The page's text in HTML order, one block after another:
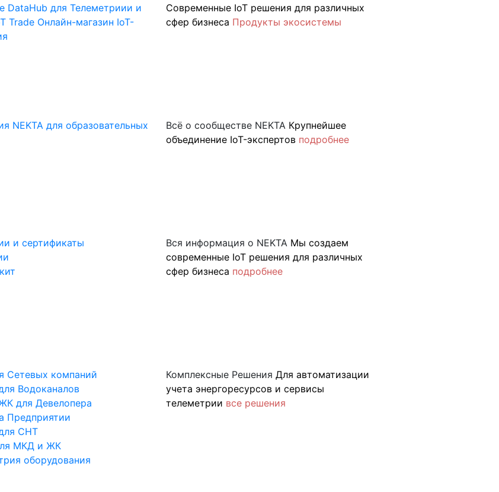
DataHub для Телеметриии и
Trade Онлайн-магазин IoT-
Современные IoT решения для различных
сфер бизнеса Продукты экосистемы
NEKTA для образовательных
Всё о сообществе NEKTA Крупнейшее
объединение IoT-экспертов подробнее
и сертификаты
Вся информация о NEKTA Мы создаем
современные IoT решения для различных
сфер бизнеса подробнее
Сетевых компаний
Водоканалов
для Девелопера
Предприятии
СНТ
МКД и ЖК
оборудования
Комплексные Решения Для автоматизации
учета энергоресурсов и сервисы
телеметрии все решения